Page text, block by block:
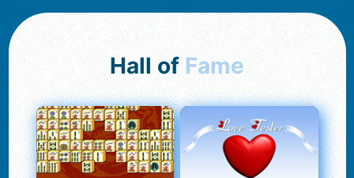
Hall of Fame